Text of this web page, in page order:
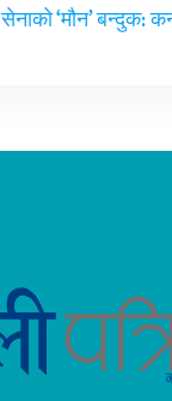
‘मौन’ बन्दुक: